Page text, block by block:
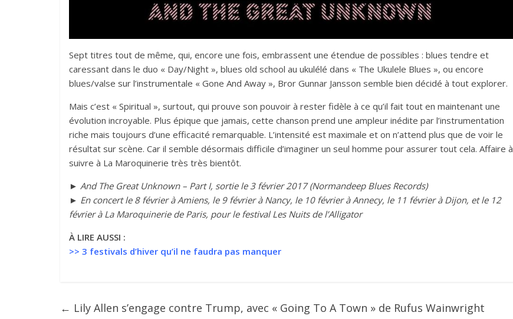
Sept titres tout de même, qui, encore une fois, embrassent une étendue de possibles : blues tendre et
caressant dans le duo « Day/Night », blues old school au ukulélé dans « The Ukulele Blues », ou encore
blues/valse sur l’instrumentale « Gone And Away », Bror Gunnar Jansson semble bien décidé à tout explorer.
Mais c’est « Spiritual », surtout, qui prouve son pouvoir à rester fidèle à ce qu’il fait tout en maintenant une
évolution incroyable. Plus épique que jamais, cette chanson prend une ampleur inédite par l’instrumentation
riche mais toujours d’une efficacité remarquable. L’intensité est maximale et on n’attend plus que de voir le
résultat sur scène. Car il semble désormais difficile d’imaginer un seul homme pour assurer tout cela. Affaire à
suivre à La Maroquinerie très très bientôt.
► And The Great Unknown – Part I, sortie le 3 février 2017 (Normandeep Blues Records)
► En concert le 8 février à Amiens, le 9 février à Nancy, le 10 février à Annecy, le 11 février à Dijon, et le 12
février à La Maroquinerie de Paris, pour le festival Les Nuits de l’Alligator
À LIRE AUSSI :
>> 3 festivals d’hiver qu’il ne faudra pas manquer
← Lily Allen s’engage contre Trump, avec « Going To A Town » de Rufus Wainwright